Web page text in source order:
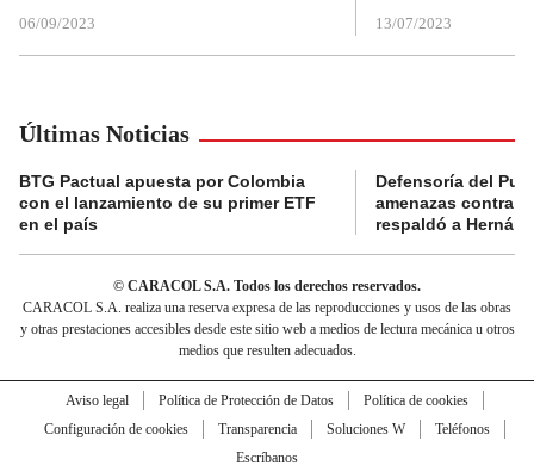
06/09/2023 13/07/2023
Últimas Noticias
BTG Pactual apuesta por Colombia
con el lanzamiento de su primer ETF
en el país
Defensoría del
amenazas contra
respaldó a Hernán
© CARACOL S.A. Todos los derechos reservados.
CARACOL S.A. realiza una reserva expresa de las reproducciones y usos de las obras
y otras prestaciones accesibles desde este sitio web a medios de lectura mecánica u otros
medios que resulten adecuados.
Aviso legal Política de Protección de Datos
Política de cookies
Configuración de cookies
Transparencia Soluciones W
Teléfonos
Escríbanos